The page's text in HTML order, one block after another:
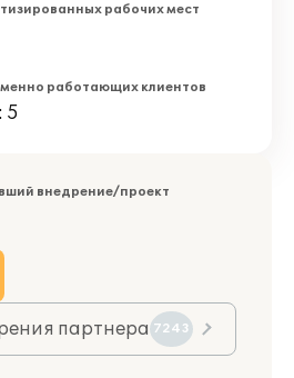
рабочих мест
работающих клиентов
5
внедрение/проект
партнера 7243